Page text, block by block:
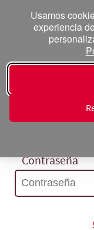
Usamos
experiencia
Contraseña